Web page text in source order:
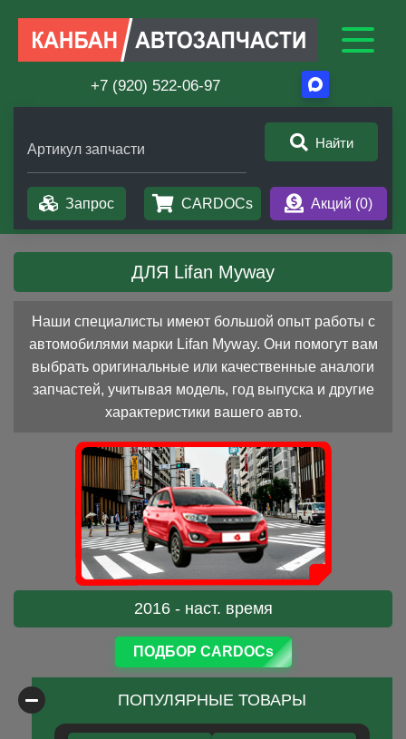
+7 (920) 522-06-97
Артикул запчасти Найти
Запрос CARDOCs Акций (0)
ДЛЯ Lifan Myway
Наши специалисты имеют большой опыт работы с
автомобилями марки Lifan Myway. Они помогут вам
выбрать оригинальные или качественные аналоги
запчастей, учитывая модель, год выпуска и другие
характеристики вашего авто.
2016 - наст. время
ПОДБОР CARDOCs
ПОПУЛЯРНЫЕ ТОВАРЫ